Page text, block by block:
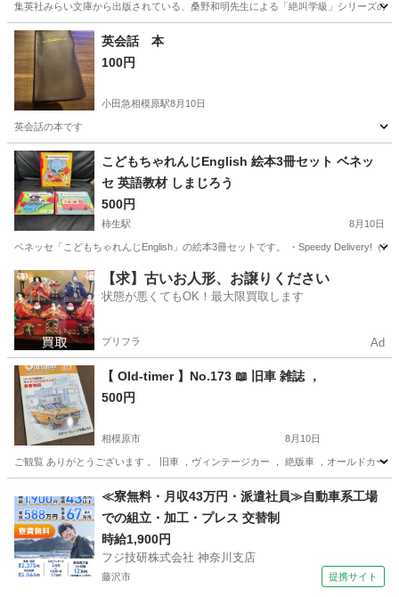
集英社みらい文庫から出版されている、桑野和明先生による「絶叫学級」シリーズの
神奈川 横浜市 川和町駅
絶叫学級
英会話 本
100円
小田急相模原駅8月10日
英会話の本です
神奈川 相模原市 小田急相模原駅 語学、辞書
こどもちゃれんじEnglish 絵本3冊セット ベネッ
セ 英語教材 しまじろう
500円
柿生駅 8月10日
ベネッセ「こどもちゃれんじEnglish」の絵本3冊セットです。 ・Speedy Delivery!（1
神奈川 川崎市 柿生駅 絵本 こどもちゃれんじ
【求】古いお人形、お譲りください
状態が悪くてもOK！最大限買取します
プリフラ Ad
【 Old-timer 】No.173 📖 旧車 雑誌 ，
500円
相模原市 8月10日
ご観覧 ありがとうございます 。 旧車 ，ヴィンテージカー ， 絶版車 ，オールドカー
その他 Old
≪寮無料・月収43万円・派遣社員≫自動車系工場
での組立・加工・プレス 交替制
時給1,900円
フジ技研株式会社 神奈川支店
藤沢市 提携サイト